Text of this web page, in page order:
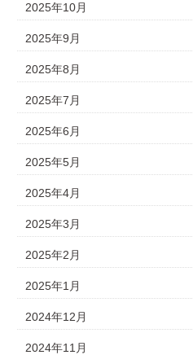
2025年10月
2025年9月
2025年8月
2025年7月
2025年6月
2025年5月
2025年4月
2025年3月
2025年2月
2025年1月
2024年12月
2024年11月